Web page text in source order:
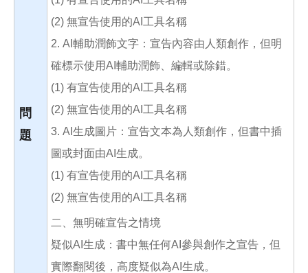
問
題
(2) 無宣告使用的AI工具名稱
2. AI輔助潤飾文字：宣告內容由人類創作，但明
確標示使用AI輔助潤飾、編輯或除錯。
(1) 有宣告使用的AI工具名稱
(2) 無宣告使用的AI工具名稱
3. AI生成圖片：宣告文本為人類創作，但書中插
圖或封面由AI生成。
(1) 有宣告使用的AI工具名稱
(2) 無宣告使用的AI工具名稱
二、無明確宣告之情境
疑似AI生成：書中無任何AI參與創作之宣告，但
實際翻閱後，高度疑似為AI生成。